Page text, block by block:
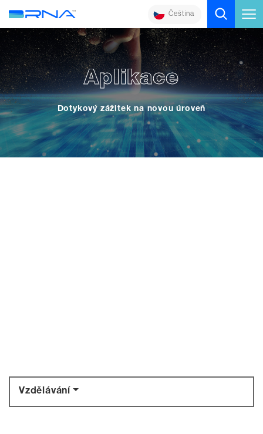
Čeština
Aplikace
Dotykový zážitek na novou úroveň
Vzdělávání